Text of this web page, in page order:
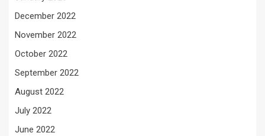
December 2022
November 2022
October 2022
September 2022
August 2022
July 2022
June 2022